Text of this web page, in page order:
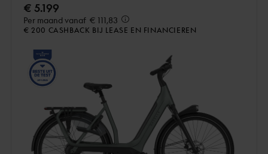
€ 5.199
Per maand vanaf € 111,83
€ 200 CASHBACK BIJ LEASE EN FINANCIEREN